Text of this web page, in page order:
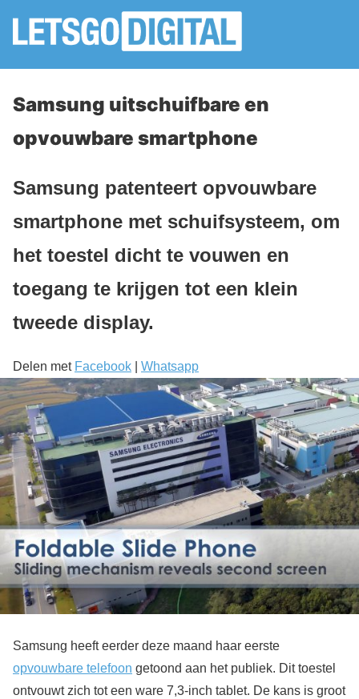
Samsung uitschuifbare en
opvouwbare smartphone
Samsung patenteert opvouwbare
smartphone met schuifsysteem, om
het toestel dicht te vouwen en
toegang te krijgen tot een klein
tweede display.
Delen met Facebook Whatsapp
Samsung heeft eerder deze maand haar eerste
opvouwbare telefoon getoond aan het publiek. Dit toestel
ontvouwt zich tot een ware 7,3-inch tablet. De kans is groot